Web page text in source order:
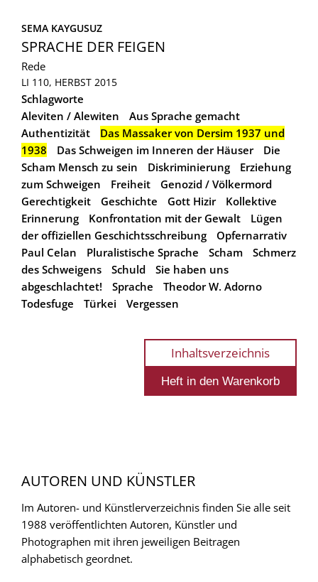
SEMA KAYGUSUZ
SPRACHE DER FEIGEN
Rede
LI 110, HERBST 2015
Schlagworte
Aleviten / Alewiten
Aus Sprache gemacht
Authentizität
Das Massaker von Dersim 1937 und
1938
Das Schweigen im Inneren der Häuser
Die
Scham Mensch zu sein
Diskriminierung
Erziehung
zum Schweigen
Freiheit
Genozid / Völkermord
Gerechtigkeit
Geschichte Gott Hizir
Kollektive
Erinnerung
Konfrontation mit der Gewalt
Lügen
der offiziellen Geschichtsschreibung
Opfernarrativ
Paul Celan
Pluralistische Sprache Scham
Schmerz
des Schweigens
Schuld
Sie haben uns
abgeschlachtet!
Sprache
Theodor W. Adorno
Todesfuge
Türkei Vergessen
Inhaltsverzeichnis
AUTOREN UND KÜNSTLER
Im Autoren- und Künstlerverzeichnis finden Sie alle seit
1988 veröffentlichten Autoren, Künstler und
Photographen mit ihren jeweiligen Beitragen
alphabetisch geordnet.